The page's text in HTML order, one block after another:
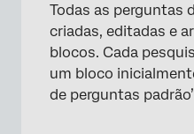
Todas as perguntas
criadas, editadas e
blocos. Cada
um bloco
de perguntas